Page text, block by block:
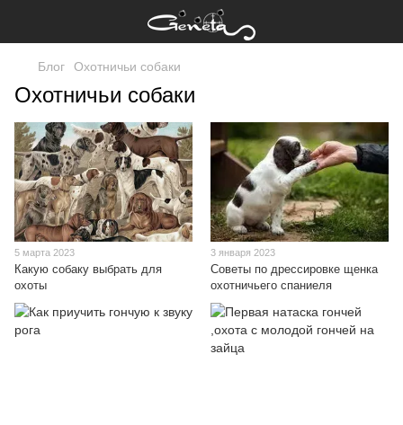
Блог Охотничьи собаки
Охотничьи собаки
5 марта 2023
Какую собаку выбрать для
охоты
3 января 2023
Советы по дрессировке щенка
охотничьего спаниеля